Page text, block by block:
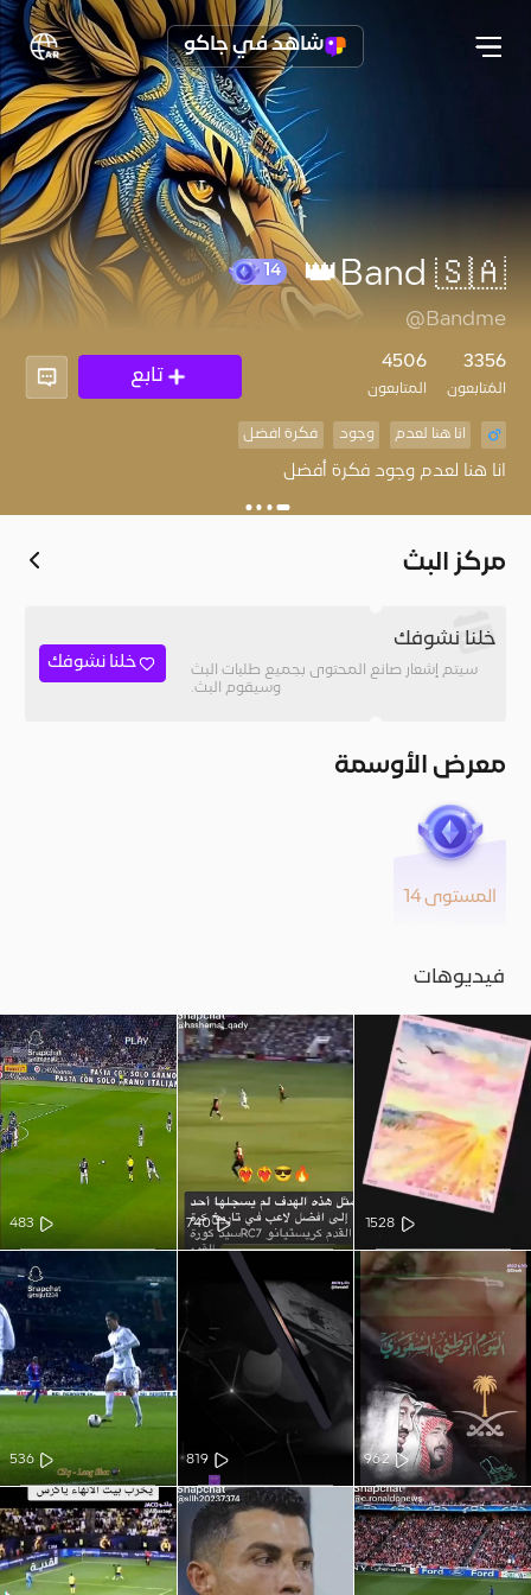
شاهد في جاكو
Band 🇸🇦👑
14 @Bandme
3356
المُتابعون
4506
المتابعون
تابع
انا هنا لعدم وجود فكرة افضل
انا هنا لعدم وجود فكرة أفضل
مركز البث
خلنا نشوفك
سيتم إشعار صانع المحتوى بجميع طلبات البث
وسيقوم البث.
خلنا نشوفك
معرض الأوسمة
المستوى 14
فيديوهات
1528
740
483
962
819
536